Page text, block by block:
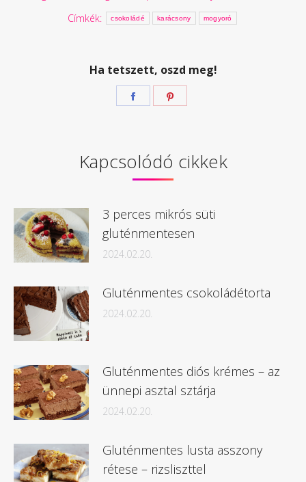
Címkék:
csokoládé karácsony mogyoró
Ha tetszett, oszd meg!
Megosztás
Kapcsolódó cikkek
3 perces mikrós süti
gluténmentesen
2024.02.20.
Gluténmentes csokoládétorta
2024.02.20.
Gluténmentes diós krémes – az
ünnepi asztal sztárja
2024.02.20.
Gluténmentes lusta asszony
rétese – rizsliszttel